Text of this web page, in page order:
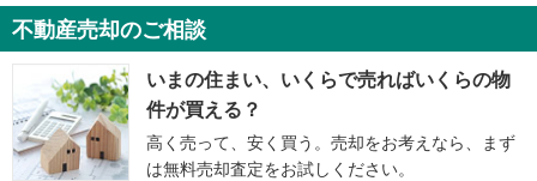
不動産売却のご相談
いまの住まい、いくらで売ればいくらの物
件が買える？
高く売って、安く買う。売却をお考えなら、まず
は無料売却査定をお試しください。